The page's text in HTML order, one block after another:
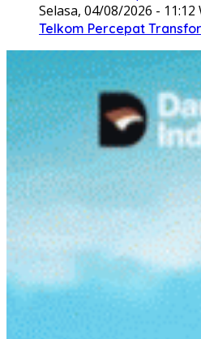
Selasa, 04/08/2026 - 11:12
Telkom Percepat